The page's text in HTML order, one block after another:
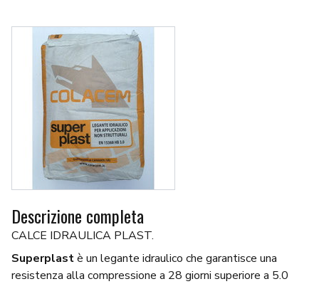
Descrizione completa
CALCE IDRAULICA PLAST.
Superplastè un legante idraulico che garantisce una
resistenza alla compressione a 28 giorni superiore a 5.0